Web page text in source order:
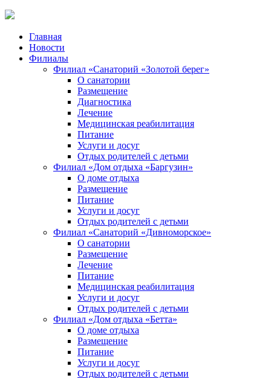
Главная
Новости
Филиалы
Филиал «Санаторий «Золотой берег»
О санатории
Размещение
Диагностика
Лечение
Медицинская реабилитация
Питание
Услуги и досуг
Отдых родителей с детьми
Филиал «Дом отдыха «Баргузин»
О доме отдыха
Размещение
Питание
Услуги и досуг
Отдых родителей с детьми
Филиал «Санаторий «Дивноморское»
О санатории
Размещение
Лечение
Питание
Медицинская реабилитация
Услуги и досуг
Отдых родителей с детьми
Филиал «Дом отдыха «Бетта»
О доме отдыха
Размещение
Питание
Услуги и досуг
Отдых родителей с детьми